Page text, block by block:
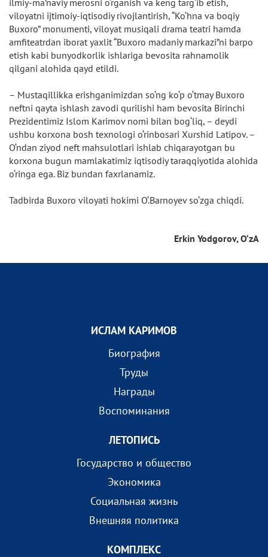
ilmiy-ma’naviy merosni o‘rganish va keng targ‘ib etish,
viloyatni ijtimoiy-iqtisodiy rivojlantirish, “Ko‘hna va boqiy
Buxoro” monumenti, viloyat musiqali drama teatri hamda
amfiteatrdan iborat yaxlit “Buxoro madaniy markazi”ni barpo
etish kabi bunyodkorlik ishlariga bevosita rahnamolik
qilgani alohida qayd etildi.
– Mustaqillikka erishganimizdan so‘ng ko‘p o‘tmay Buxoro
neftni qayta ishlash zavodi qurilishi ham bevosita Birinchi
Prezidentimiz Islom Karimov nomi bilan bog‘liq, – deydi
ushbu korxona bosh texnologi o‘rinbosari Xurshid Latipov. –
O‘ndan ziyod neft mahsulotlari ishlab chiqarayotgan bu
korxona bugun mamlakatimiz iqtisodiy taraqqiyotida alohida
o‘ringa ega. Biz bundan faxrlanamiz.
Tadbirda Buxoro viloyati hokimi O‘.Barnoyev so‘zga chiqdi.
Erkin Yodgorov, O‘zA
ИСЛАМ КАРИМОВ
Биография
Труды
Награды
Воспоминания
ЛЕТОПИСЬ
Государство и общество
Экономика
Социальная жизнь
Внешняя политика
КОМПЛEКС